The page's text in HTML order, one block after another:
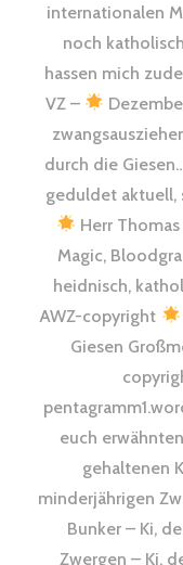
internationalen
noch
hassen mich
VZ –
durch die
geduldet aktuell,
Herr
Magic,
heidnisch,
AWZ-copyright
Giesen
euch
gehaltenen
minderjährigen
Bunker – Ki,
Zwergen – Ki,